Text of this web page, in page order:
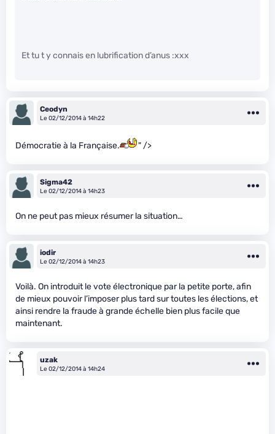
Et tu t y connais en lubrification d’anus :xxx
Ceodyn
Le 02/12/2014 à 14h22
Démocratie à la Française. " />
Sigma42
Le 02/12/2014 à 14h23
On ne peut pas mieux résumer la situation…
iodir
Le 02/12/2014 à 14h23
Voilà. On introduit le vote électronique par la petite porte, afin
de mieux pouvoir l’imposer plus tard sur toutes les élections, et
ainsi rendre la fraude à grande échelle bien plus facile que
maintenant.
uzak
Le 02/12/2014 à 14h24